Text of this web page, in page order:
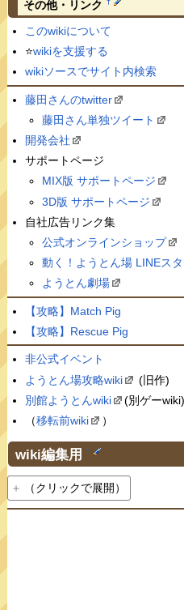
その他・リンク †
このwikiについて
⭐️wikiを支援する
wikiソースでサイト内検索
藤田さんのtwitter
藤田さん単独ツイート
開発会社
サポートページ
MIX版 サポートページ
3D版 サポートページ
自社広告リンク集
公式オンラインショップ
動く！ようとん場 LINEス
ようとん劇場
【攻略】Match Pig
【攻略】Rescue Pig
非公式イベント
ようとん場攻略wiki
(旧作)
別館ようとんwiki
(別ゲーwiki)
（移転前wiki ）
wiki編集用 †
（クリックで展開）